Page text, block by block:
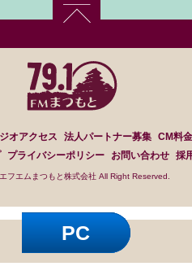
オアクセス 法人パートナー募集 CM料
プライバシーポリシー お問い合わせ 採
フエムまつもと株式会社 All Right Reserved.
PC